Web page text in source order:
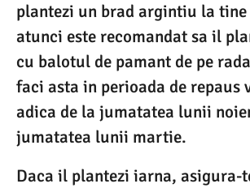
plantezi un brad argintiu la
atunci este recomandat sa il
cu balotul de pamant de pe
faci asta in perioada de repaus
adica de la jumatatea lunii
jumatatea lunii martie.
Daca il plantezi iarna, asigura-